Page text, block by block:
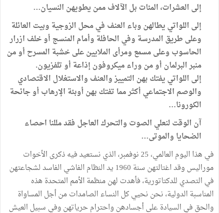
إلى العشرات، المئات بل الآلاف ممن يطويهن النسيان…
إلى اللواتي يطالهن وباء العنف في محل الزوجية وبيت العائلة
وعلى طريق المدرسة وفي الحافلة وأمام المنسج أو خلف ازرار
الحاسوب وعلى مسمع ومرأى الملايين على خشبة المسرح أو من
منبر البرلمان أو من وراء ميكروفون إذاعة أو تلفزيون.
إلى اللواتي يفتك بهن التمييز والعنف والاستغلال الاقتصادي
والوصم الاجتماعي أكثر مما تفتك بهن أوبئة الإرهاب أو جائحة
الكورونا…
آن الوقت لنعلي الصوت والتحرك العاجل فقد مللنا احصاء
الضحايا والموتى…
في هذا اليوم العالمي، 25 نوفمبر، الذي نستعيد فيه ذكرى الأخوات
موراليس وقد اغتالتهن سنة 1960 يد النظام الفاشي الفاسد لشجاعتهن
في التصدي للدكتاتورية، فأهدت لهن منظمة الأمم المتحدة هذه
المناسبة الدولية، نحن نحيي كل النساء الصامدات من أجل المساواة
والحق في السيادة على أجسادهن واحترام حرياتهن وفي سبيل العيش